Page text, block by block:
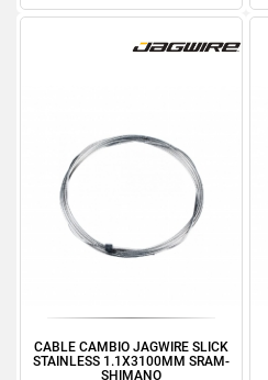
CABLE CAMBIO JAGWIRE SLICK
STAINLESS 1.1X3100MM SRAM-
SHIMANO